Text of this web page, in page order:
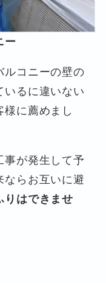
ー
ルコニーの壁の
いるに違いない
様に薦めまし
事が発生して予
ならお互いに避
りはできませ